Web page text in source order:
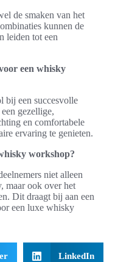
de smaken van het
kunnen de
leiden tot een
een whisky
bij een succesvolle
gezellige,
en comfortabele
ervaring te genieten.
workshop?
niet alleen
maar ook over het
Dit draagt bij aan een
een luxe whisky
LinkedIn